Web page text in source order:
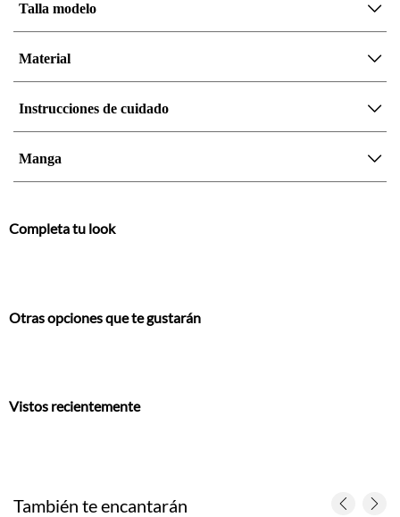
Talla modelo
Material
Instrucciones de cuidado
Manga
Completa tu look
Otras opciones que te gustarán
Vistos recientemente
También te encantarán